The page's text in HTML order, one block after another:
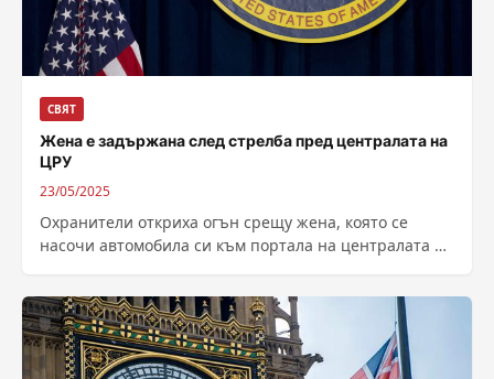
СВЯТ
Жена е задържана след стрелба пред централата на
ЦРУ
23/05/2025
Охранители откриха огън срещу жена, която се
насочи автомобила си към портала на централата на